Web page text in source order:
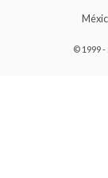
© 1999